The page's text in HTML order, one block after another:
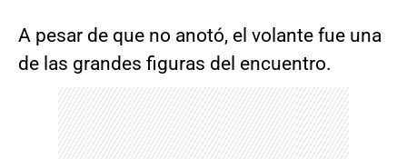
A pesar de que no anotó, el volante fue una
de las grandes figuras del encuentro.